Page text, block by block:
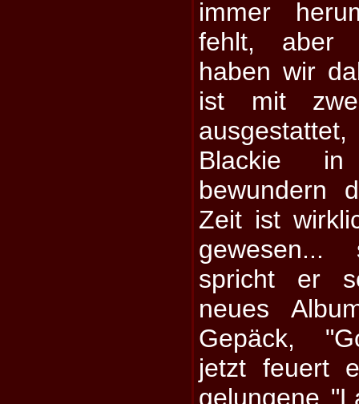
immer
fehlt, aber
haben wir
ist mit zwei
Blackie
bewundern
Zeit ist
spricht er
neues
Gepäck,
jetzt feuert
gelungene